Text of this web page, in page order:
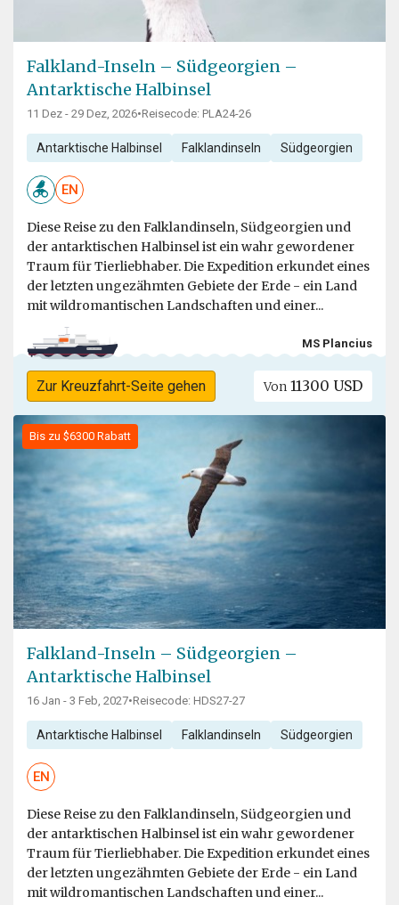
Falkland-Inseln – Südgeorgien –
Antarktische Halbinsel
11 Dez - 29 Dez, 2026•Reisecode: PLA24-26
Antarktische Halbinsel Falklandinseln Südgeorgien
EN
Diese Reise zu den Falklandinseln, Südgeorgien und
der antarktischen Halbinsel ist ein wahr gewordener
Traum für Tierliebhaber. Die Expedition erkundet eines
der letzten ungezähmten Gebiete der Erde - ein Land
mit wildromantischen Landschaften und einer...
MS Plancius
Zur Kreuzfahrt-Seite gehen Von 11300 USD
Bis zu $6300 Rabatt
Falkland-Inseln – Südgeorgien –
Antarktische Halbinsel
16 Jan - 3 Feb, 2027•Reisecode: HDS27-27
Antarktische Halbinsel Falklandinseln Südgeorgien
EN
Diese Reise zu den Falklandinseln, Südgeorgien und
der antarktischen Halbinsel ist ein wahr gewordener
Traum für Tierliebhaber. Die Expedition erkundet eines
der letzten ungezähmten Gebiete der Erde - ein Land
mit wildromantischen Landschaften und einer...